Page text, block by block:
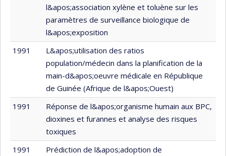
l&apos;association xylène et toluène sur les
paramètres de surveillance biologique de
l&apos;exposition
1991
L&apos;utilisation des ratios
population/médecin dans la planification de la
main-d&apos;oeuvre médicale en République
de Guinée (Afrique de l&apos;Ouest)
1991
Réponse de l&apos;organisme humain aux BPC,
dioxines et furannes et analyse des risques
toxiques
1991
Prédiction de l&apos;adoption de